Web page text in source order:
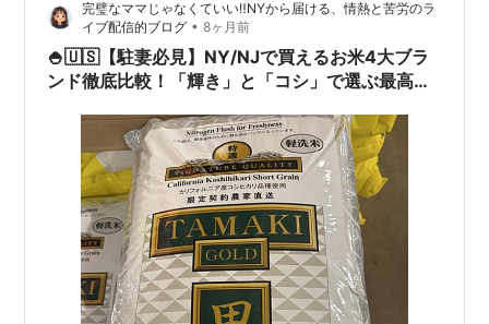
や醤油を担いで帰る道のりは、さながら「修行」。当時
は、「自宅に日本食材が届くなんて夢のまた夢」と思っ
ていました。 その後の2018年…
完璧なママじゃなくていい‼️NYから届ける、情熱と苦労のラ
イブ配信的ブログ • 8ヶ月前
🍚🇺🇸【駐妻必見】NY/NJで買えるお米4大ブラ
ンド徹底比較！「輝き」と「コシ」で選ぶ最高の